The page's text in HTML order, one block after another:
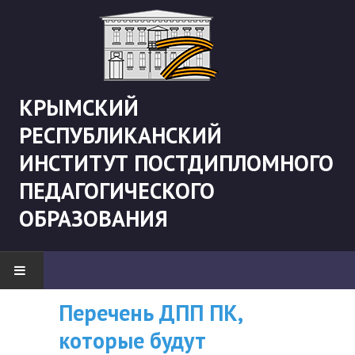
КРЫМСКИЙ
РЕСПУБЛИКАНСКИЙ
ИНСТИТУТ ПОСТДИПЛОМНОГО
ПЕДАГОГИЧЕСКОГО
ОБРАЗОВАНИЯ
НОВОСТИ
"Боевая" русистика
ВНИМАНИЮ
СЛУШАТЕЛЕЙ, У
Перечень ДПП ПК,
которые будут